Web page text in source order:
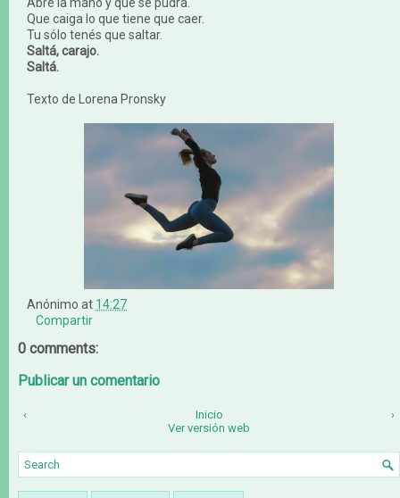
Que caiga lo que tiene que caer.
Tu sólo tenés que saltar.
Saltá, carajo.
Saltá.
Texto de Lorena Pronsky
Anónimo at 14:27
Compartir
0 comments:
Publicar un comentario
‹ ›
Inicio
Ver versión web